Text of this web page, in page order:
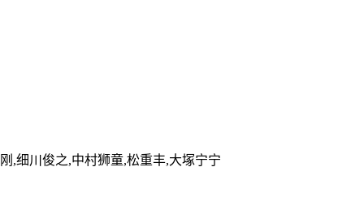
,细川俊之,中村狮童,松重丰,大塚宁宁